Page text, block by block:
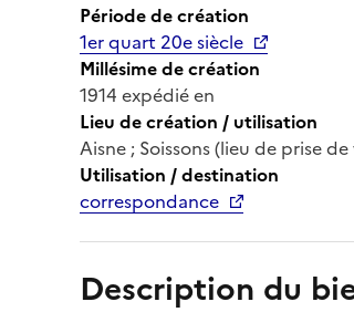
Période de création
1er quart 20e siècle
Millésime de création
1914 expédié en
Lieu de création / utilisation
Aisne ; Soissons (lieu de prise
Utilisation / destination
correspondance
Description du